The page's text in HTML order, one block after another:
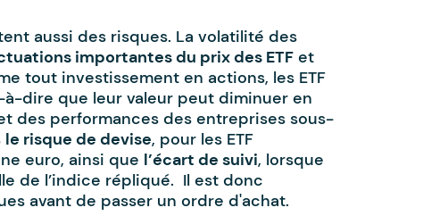
aussi des risques. La volatilité des
importantes du prix des ETFet
tout investissement en actions, les ETF
dire que leur valeur peut diminuer en
des performances des entreprises sous-
le risque de devise, pour les ETF
euro, ainsi que l’écart de suivi, lorsque
de l’indice répliqué. Il est donc
avant de passer un ordre d'achat.